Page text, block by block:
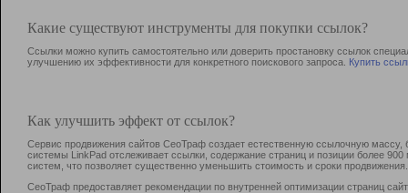
Какие существуют инструменты для покупки ссылок?
Ссылки можно купить самостоятельно или доверить простановку ссылок
улучшению их эффективности для конкретного поискового запроса. Купить
Как улучшить эффект от ссылок?
Сервис продвижения сайтов СеоТраф создает естественную ссылочную
системы LinkPad отслеживает ссылки, содержание страниц и позиции более
систем, что позволяет существенно уменьшить стоимость и сроки продвижения.
СеоТраф предоставляет рекомендации по внутренней оптимизации страниц